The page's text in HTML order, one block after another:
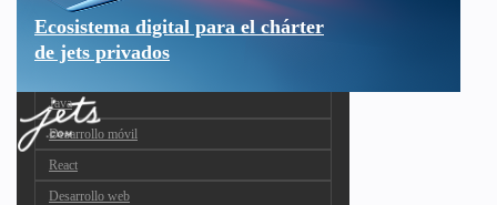
Ecosistema digital para el chárter
de jets privados
Java
Desarrollo móvil
React
Desarrollo web